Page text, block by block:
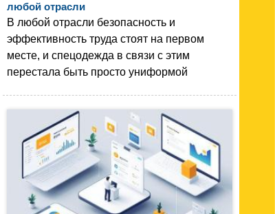
любой отрасли
В любой отрасли безопасность и
эффективность труда стоят на первом
месте, и спецодежда в связи с этим
перестала быть просто униформой